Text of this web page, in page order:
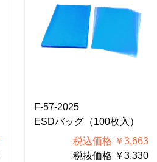
F-57-2025
ESDバッグ（100枚入）
税込価格 ￥3,663
税抜価格 ￥3,330